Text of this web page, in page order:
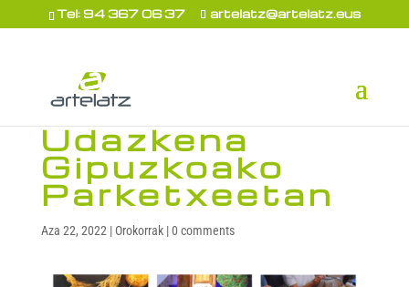
Tel: 94 367 06 37 artelatz@artelatz.eus
Udazkena
Gipuzkoako
Parketxeetan
Aza 22, 2022 | Orokorrak|0 comments